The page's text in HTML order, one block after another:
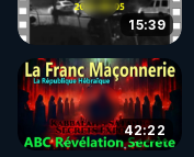
15:39
42:22